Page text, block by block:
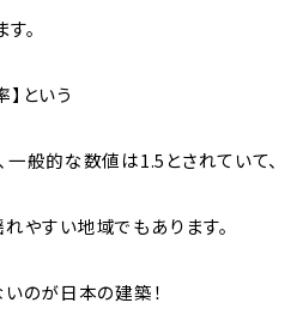
。
という
般的な数値は1.5とされていて、
やすい地域でもあります。
のが日本の建築！